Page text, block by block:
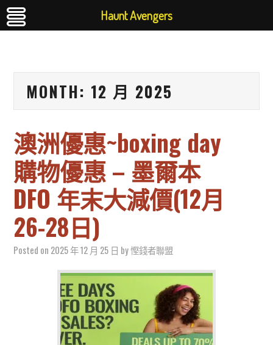
MONTH: 12 月 2025
澳洲優惠~boxing day
購物優惠 – 墨爾本
DFO 年末大減價(12月
26-28日)
Posted on 2025 年 12 月 25 日 by慳錢者聯盟
Haunt Avengers